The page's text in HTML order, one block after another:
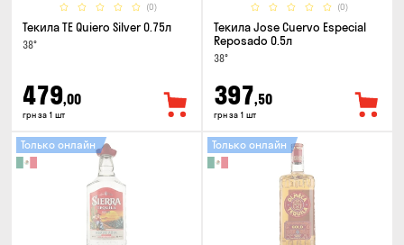
(0)
Текила TE Quiero Silver 0.75л
38°
479,00
грн за 1 шт
(0)
Текила Jose Cuervo Especial
Reposado 0.5л
38°
397,50
грн за 1 шт
Только онлайн Только онлайн